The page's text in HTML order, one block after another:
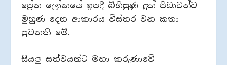
ප්‍රේත ලෝකයේ ඉපදී බිහිසුණු දුක් පීඩාවන්ට
මුහුණ දෙන ආකාරය විස්තර වන කතා
පුවතකි මේ.
සියලු සත්වයන්ට මහා කරුණාවේ